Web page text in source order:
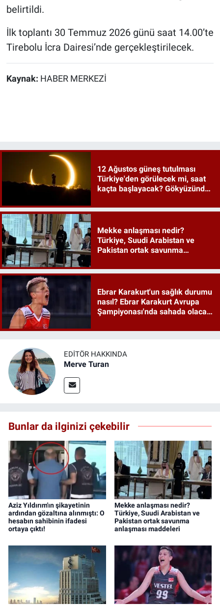
belirtildi.
İlk toplantı 30 Temmuz 2026 günü saat 14.00’te
Tirebolu İcra Dairesi’nde gerçekleştirilecek.
Kaynak: HABER MERKEZİ
12 Ağustos güneş tutulması
Türkiye'den görülecek mi, saat
kaçta başlayacak? Gökyüzünde
Mekke anlaşması nedir?
Türkiye, Suudi Arabistan ve
Pakistan ortak savunma
Ebrar Karakurt'un sağlık durumu
nasıl? Ebrar Karakurt Avrupa
Şampiyonası'nda sahada olacak
EDITÖR HAKKINDA
Merve Turan
Bunlar da ilginizi çekebilir
Aziz Yıldırım'ın şikayetinin
ardından gözaltına alınmıştı: O
hesabın sahibinin ifadesi
ortaya çıktı!
Mekke anlaşması nedir?
Türkiye, Suudi Arabistan ve
Pakistan ortak savunma
anlaşması maddeleri